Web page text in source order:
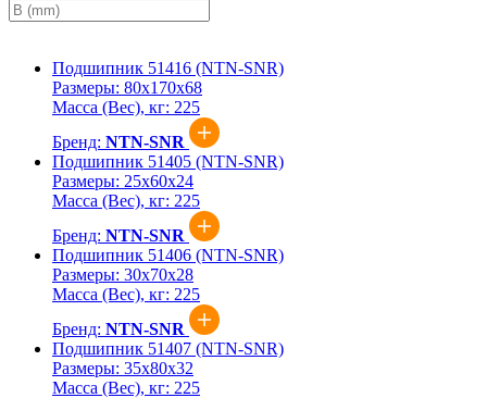
Подшипник 51416 (NTN-SNR)
Размеры: 80x170x68
Масса (Вес), кг: 225
Бренд: NTN-SNR
Подшипник 51405 (NTN-SNR)
Размеры: 25x60x24
Масса (Вес), кг: 225
Бренд: NTN-SNR
Подшипник 51406 (NTN-SNR)
Размеры: 30x70x28
Масса (Вес), кг: 225
Бренд: NTN-SNR
Подшипник 51407 (NTN-SNR)
Размеры: 35x80x32
Масса (Вес), кг: 225